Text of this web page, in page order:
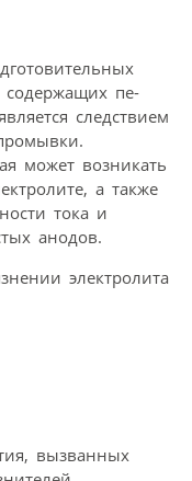
содержащих пе-
следствием
может возникать
а также
тока и
анодов.
электролита
вызванных